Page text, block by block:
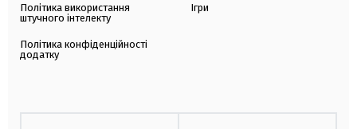
Політика використання
штучного інтелекту
Політика конфіденційності
додатку
Ігри